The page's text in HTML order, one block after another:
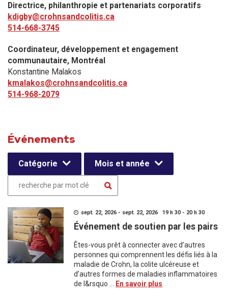
Directrice, philanthropie et partenariats corporatifs
kdigby@crohnsandcolitis.ca
514-668-3745
Coordinateur, développement et engagement
communautaire​, Montréal
Konstantine Malakos
kmalakos@crohnsandcolitis.ca
514-968-2079
Événements
Catégorie Mois et année
sept. 22, 2026 - sept. 22, 2026 19 h 30 - 20 h 30
Événement de soutien par les pairs
Êtes-vous prêt à connecter avec d’autres
personnes qui comprennent les défis liés à la
maladie de Crohn, la colite ulcéreuse et
d’autres formes de maladies inflammatoires
de l&rsquo ...
En savoir plus